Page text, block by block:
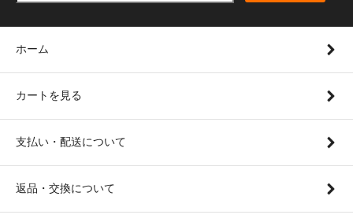
ホーム
カートを見る
支払い・配送について
返品・交換について